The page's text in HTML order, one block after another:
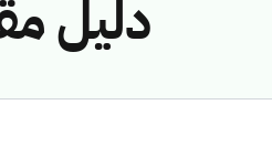
دليل